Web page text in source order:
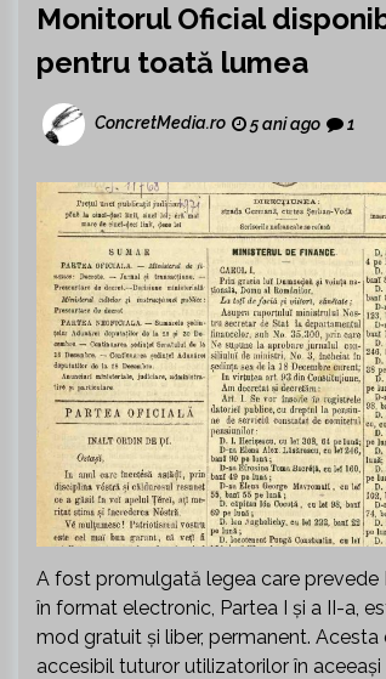
Monitorul Oficial
pentru toată lumea
ConcretMedia.ro 5 ani ago 1
A fost promulgată legea care prevede
în format electronic, Partea I şi a II-a,
mod gratuit şi liber, permanent.
accesibil tuturor utilizatorilor în aceeaşi